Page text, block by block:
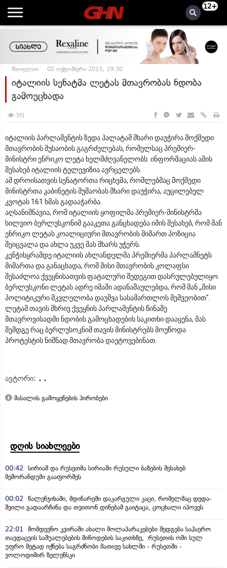
12+
მსოფლიო 02 ოქტომბერი 2013, 19:30
იტალიის სენატმა ლეტას მთავრობას ნდობა
გამოუცხადა
391
იტალიის პარლამენტის ზედა პალატამ მხარი დაუჭირა მოქმედი
მთავრობის მუსაობის გაგრძელებას, რომელსაც პრემიერ-
მინისტრი ენრიკო ლეტა ხელმძღვანელობს. ინფორმაციას ამის
შესახებ იტალიის ტელევიზია ავრცელებს.
ამ დროისათვის სენატორთა რიცხვმა, რომლებმაც მოქმედი
მინისტრთა კაბინეტის მუშაობას მხარი დაუჭირა, აუცილებელ
კვოტას 161 ხმას გადააჭარბა.
აღსანიშნავია, რომ იტალიის ყოფილმა პრემიერ-მინისტრმა
სილვიო ბერლუსკონიმ გააკეთა განცხადება იმის შესახებ, რომ მან
ენრიკო ლეტას კოალიციური მთავრობის მიმართ პოზიცია
შეიცვალა და ახლა უკვე მას მხარს უჭერს.
კენჭისყრამდე იტალიის ახლანდელმა პრემიერმა პარლამნეტს
მიმართა და განაცხადა, რომ მისი მთავრობის კოლაფსი
შესაძლოა ქვეყნისათვის ფატალური შედეგით დასრულებულიყო.
ბერლუსკონი ლეტას ადრე იმაში ადანაშაულებდა, რომ მან „მისი
პოლიტიკური მკვლელობა დაუშვა სასამართლოს მეშვეობით".
ლეტამ თავის მხრივ ქვეყნის პარლამენტის წინაშე
მთავროვისადმი ნდობის გამოცხადების საკითხი დააყენა, მას
შემდგე რაც ბერლუსოკნიმ თავის მინისტრებს მოუწოდა
პროტესტის ნიშნად მთავრობა დაეტოვებინათ.
ავტორი: . .
მასალის გამოყენების პირობები
დღის სიახლეები
00:42 სირიამ და რუსეთმა სირიაში რუსული ბაზების შესახებ
მემორანდუმი გააფორმეს
00:02 წალენჯიხაში, მდინარეში დაკარგული კაცი, რომელმაც დედა-
შვილი გადაარჩინა და თვითონ დინებამ გაიტაცა, ცოცხალი იპოვეს
22:01 მომდევნო კვირაში ახალი მოლაპარაკებები შედგება საჰაერო
თავდაცვის საშუალებების მიწოდების საკითხზე, რუსეთის ომი სულ
უფრო მეტად იქნება საგრძნობი მათივე სახლში - რუსეთში -
ვოლოდიმირ ზელენსკი